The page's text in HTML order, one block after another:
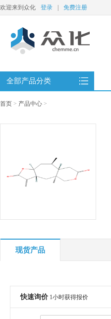
欢迎来到众化 登录 免费注册
全部产品分类
首页 > 产品中心 >
现货产品
快速询价 1小时获得报价